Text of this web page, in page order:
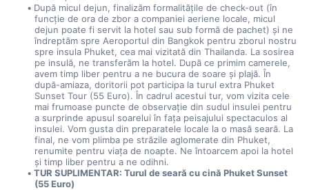
După micul dejun, finalizăm formalitățile de check-out (în
funcție de ora de zbor a companiei aeriene locale, micul
dejun poate fi servit la hotel sau sub formă de pachet) și ne
îndreptăm spre Aeroportul din Bangkok pentru zborul nostru
spre insula Phuket, cea mai vizitată din Thailanda. La sosirea
pe insulă, ne transferăm la hotel. După ce primim camerele,
avem timp liber pentru a ne bucura de soare și plajă. În
după-amiaza, doritorii pot participa la turul extra Phuket
Sunset Tour (55 Euro). În cadrul acestui tur, vom vizita cele
mai frumoase puncte de observație din sudul insulei pentru
a surprinde apusul soarelui în fața peisajului spectaculos al
insulei. Vom gusta din preparatele locale la o masă seară. La
final, ne vom plimba pe străzile aglomerate din Phuket,
renumite pentru viața de noapte. Ne întoarcem apoi la hotel
și timp liber pentru a ne odihni.
TUR SUPLIMENTAR: Turul de seară cu cină Phuket Sunset
(55 Euro)